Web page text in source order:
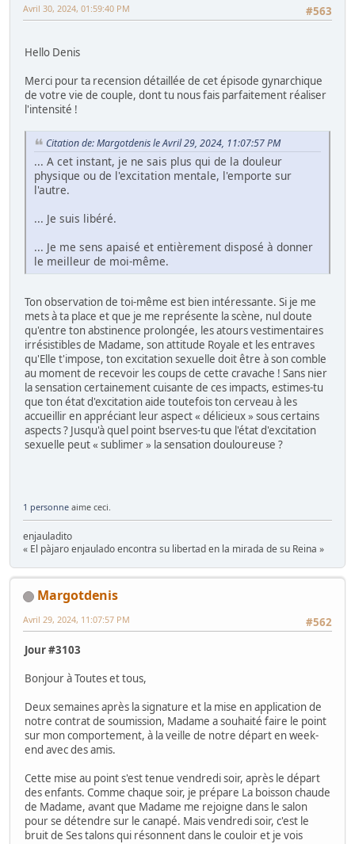
#563
Avril 30, 2024, 01:59:40 PM
Hello Denis
Merci pour ta recension détaillée de cet épisode gynarchique
de votre vie de couple, dont tu nous fais parfaitement réaliser
l'intensité !
Citation de: Margotdenis le Avril 29, 2024, 11:07:57 PM
... A cet instant, je ne sais plus qui de la douleur
physique ou de l'excitation mentale, l'emporte sur
l'autre.
... Je suis libéré.
... Je me sens apaisé et entièrement disposé à donner
le meilleur de moi-même.
Ton observation de toi-même est bien intéressante. Si je me
mets à ta place et que je me représente la scène, nul doute
qu'entre ton abstinence prolongée, les atours vestimentaires
irrésistibles de Madame, son attitude Royale et les entraves
qu'Elle t'impose, ton excitation sexuelle doit être à son comble
au moment de recevoir les coups de cette cravache ! Sans nier
la sensation certainement cuisante de ces impacts, estimes-tu
que ton état d'excitation aide toutefois ton cerveau à les
accueillir en appréciant leur aspect « délicieux » sous certains
aspects ? Jusqu'à quel point bserves-tu que l'état d'excitation
sexuelle peut « sublimer » la sensation douloureuse ?
1 personne aime ceci.
enjauladito
« El pàjaro enjaulado encontra su libertad en la mirada de su Reina »
Margotdenis
#562
Avril 29, 2024, 11:07:57 PM
Jour #3103
Bonjour à Toutes et tous,
Deux semaines après la signature et la mise en application de
notre contrat de soumission, Madame a souhaité faire le point
sur mon comportement, à la veille de notre départ en week-
end avec des amis.
Cette mise au point s'est tenue vendredi soir, après le départ
des enfants. Comme chaque soir, je prépare La boisson chaude
de Madame, avant que Madame me rejoigne dans le salon
pour se détendre sur le canapé. Mais vendredi soir, c'est le
bruit de Ses talons qui résonnent dans le couloir et je vois